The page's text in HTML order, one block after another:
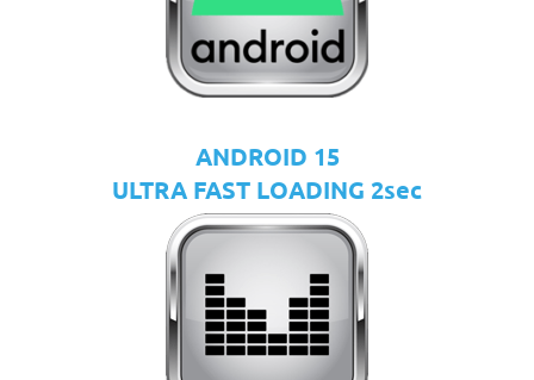
ANDROID 15
ULTRA FAST LOADING 2sec